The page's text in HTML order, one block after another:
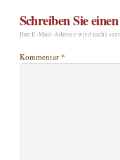
Schreiben Sie
Ihre E-Mail-Adresse wird nicht
Kommentar*